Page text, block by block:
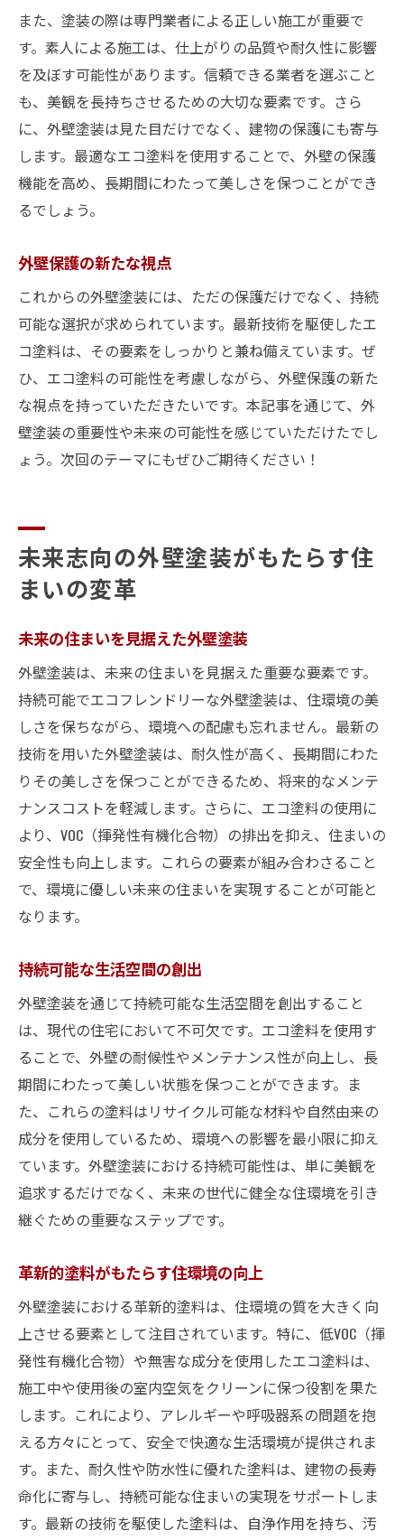
また、塗装の際は専門業者による正しい施工が重要で
す。素人による施工は、仕上がりの品質や耐久性に影響
を及ぼす可能性があります。信頼できる業者を選ぶこと
も、美観を長持ちさせるための大切な要素です。さら
に、外壁塗装は見た目だけでなく、建物の保護にも寄与
します。最適なエコ塗料を使用することで、外壁の保護
機能を高め、長期間にわたって美しさを保つことができ
るでしょう。
外壁保護の新たな視点
これからの外壁塗装には、ただの保護だけでなく、持続
可能な選択が求められています。最新技術を駆使したエ
コ塗料は、その要素をしっかりと兼ね備えています。ぜ
ひ、エコ塗料の可能性を考慮しながら、外壁保護の新た
な視点を持っていただきたいです。本記事を通じて、外
壁塗装の重要性や未来の可能性を感じていただけたでし
ょう。次回のテーマにもぜひご期待ください！
未来志向の外壁塗装がもたらす住
まいの変革
未来の住まいを見据えた外壁塗装
外壁塗装は、未来の住まいを見据えた重要な要素です。
持続可能でエコフレンドリーな外壁塗装は、住環境の美
しさを保ちながら、環境への配慮も忘れません。最新の
技術を用いた外壁塗装は、耐久性が高く、長期間にわた
りその美しさを保つことができるため、将来的なメンテ
ナンスコストを軽減します。さらに、エコ塗料の使用に
より、VOC（揮発性有機化合物）の排出を抑え、住まいの
安全性も向上します。これらの要素が組み合わさること
で、環境に優しい未来の住まいを実現することが可能と
なります。
持続可能な生活空間の創出
外壁塗装を通じて持続可能な生活空間を創出すること
は、現代の住宅において不可欠です。エコ塗料を使用す
ることで、外壁の耐候性やメンテナンス性が向上し、長
期間にわたって美しい状態を保つことができます。ま
た、これらの塗料はリサイクル可能な材料や自然由来の
成分を使用しているため、環境への影響を最小限に抑え
ています。外壁塗装における持続可能性は、単に美観を
追求するだけでなく、未来の世代に健全な住環境を引き
継ぐための重要なステップです。
革新的塗料がもたらす住環境の向上
外壁塗装における革新的塗料は、住環境の質を大きく向
上させる要素として注目されています。特に、低VOC（揮
発性有機化合物）や無害な成分を使用したエコ塗料は、
施工中や使用後の室内空気をクリーンに保つ役割を果た
します。これにより、アレルギーや呼吸器系の問題を抱
える方々にとって、安全で快適な生活環境が提供されま
す。また、耐久性や防水性に優れた塗料は、建物の長寿
命化に寄与し、持続可能な住まいの実現をサポートしま
す。最新の技術を駆使した塗料は、自浄作用を持ち、汚